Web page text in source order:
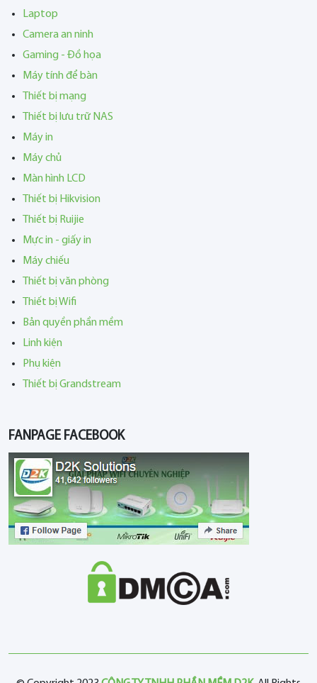
Laptop
Camera an ninh
Gaming - Đồ họa
Máy tính để bàn
Thiết bị mạng
Thiết bị lưu trữ NAS
Máy in
Máy chủ
Màn hình LCD
Thiết bị Hikvision
Thiết bị Ruijie
Mực in - giấy in
Máy chiếu
Thiết bị văn phòng
Thiết bị Wifi
Bản quyền phần mềm
Linh kiện
Phụ kiện
Thiết bị Grandstream
FANPAGE FACEBOOK